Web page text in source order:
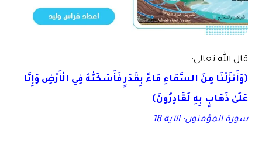
قال الله تعالى:
﴿وَأَنزَلْنَا مِنَ السَّمَاءِ مَاءً بِقَدَرٍ فَأَسْكَنّٰهُ فِي الْأَرْضِ وَإِنَّا
عَلَىٰ ذَهَابٍ بِهِ لَقَادِرُونَ﴾
سورة المؤمنون: الآية 18
.